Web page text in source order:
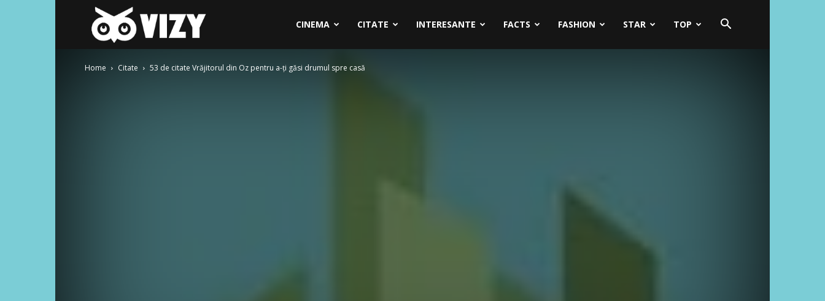
fest
CINEMA CITATE INTERESANTE FACTS FASHION STAR TOP
Home Citate 53 de citate Vrăjitorul din Oz pentru a-ți găsi drumul spre casă